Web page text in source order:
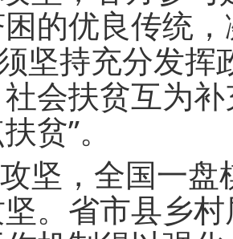
的优良传统
坚持充分发
会扶贫互为
贫”。
坚，全国一
。省市县乡